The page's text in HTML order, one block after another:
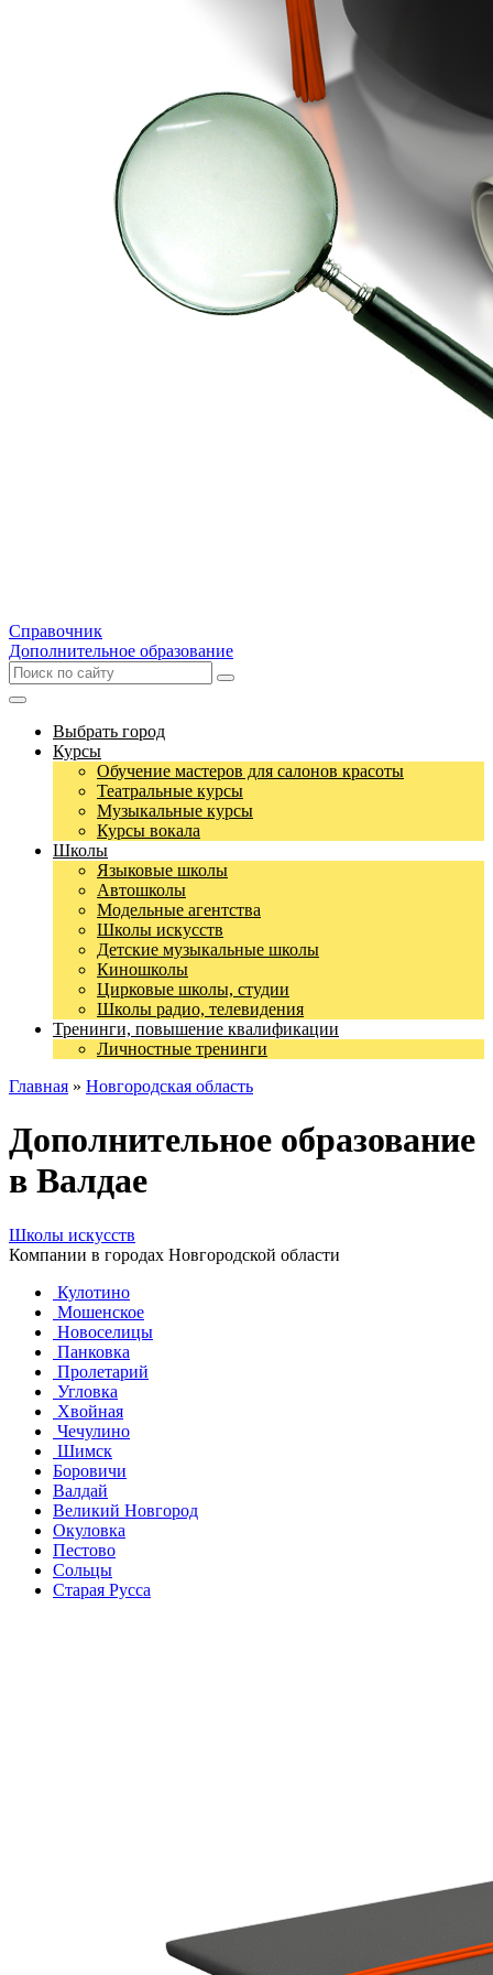
Справочник
Дополнительное образование
Выбрать город
Курсы
Обучение мастеров для салонов красоты
Театральные курсы
Музыкальные курсы
Курсы вокала
Школы
Языковые школы
Автошколы
Модельные агентства
Школы искусств
Детские музыкальные школы
Киношколы
Цирковые школы, студии
Школы радио, телевидения
Тренинги, повышение квалификации
Личностные тренинги
Главная » Новгородская область
Дополнительное образование
в Валдае
Школы искусств
Компании в городах Новгородской области
Кулотино
Мошенское
Новоселицы
Панковка
Пролетарий
Угловка
Хвойная
Чечулино
Шимск
Боровичи
Валдай
Великий Новгород
Окуловка
Пестово
Сольцы
Старая Русса